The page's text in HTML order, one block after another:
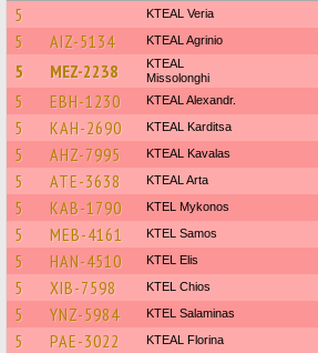
5 KTEAL Veria
5 AIZ-5134 KTEAL Agrinio
5 MEZ-2238
KTEAL
Missolonghi
5 EBH-1230 KTEAL Alexandr.
5 KAH-2690 KTEAL Karditsa
5 AHZ-7995 KTEAL Kavalas
5 ATE-3638 KTEAL Arta
5 KAB-1790 KTEL Mykonos
5 MEB-4161 KTEL Samos
5 HAN-4510 KTEL Elis
5 XIB-7598 KTEL Chios
5 YNZ-5984 KTEL Salaminas
5 PAE-3022 KTEAL Florina